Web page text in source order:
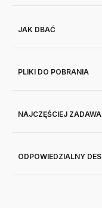
JAK DBAĆ
PLIKI DO POBRANIA
NAJCZĘŚCIEJ
ODPOWIEDZIALNY